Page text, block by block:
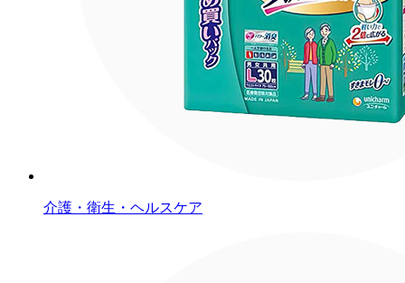
介護・衛生・ヘルスケア